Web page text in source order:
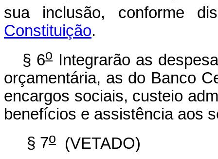
sua inclusão, conforme
Constituição.
§ 6oIntegrarão as
orçamentária, as do Banco
encargos sociais, custeio
benefícios e assistência aos
§ 7o
(VETADO)